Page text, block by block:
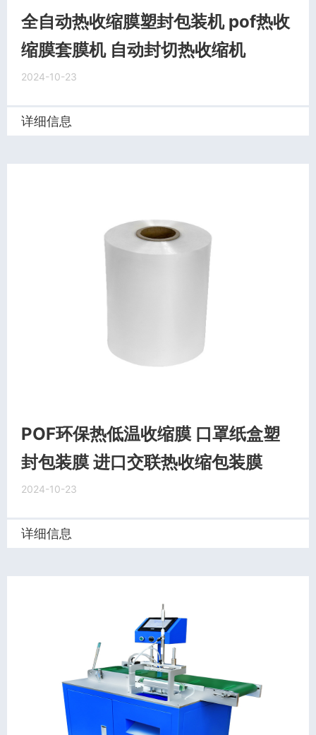
全自动热收缩膜塑封包装机 pof热收
缩膜套膜机 自动封切热收缩机
2024-10-23
详细信息
POF环保热低温收缩膜 口罩纸盒塑
封包装膜 进口交联热收缩包装膜
2024-10-23
详细信息